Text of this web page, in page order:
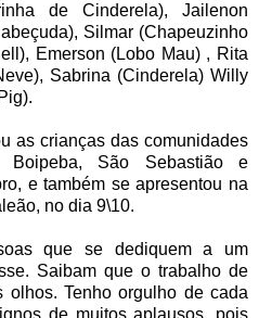
de Cinderela), Jailenon
Silmar (Chapeuzinho
Emerson (Lobo Mau) , Rita
Sabrina (Cinderela) Willy
as crianças das comunidades
Boipeba, São Sebastião e
e também se apresentou na
no dia 9\10.
que se dediquem a um
Saibam que o trabalho de
Tenho orgulho de cada